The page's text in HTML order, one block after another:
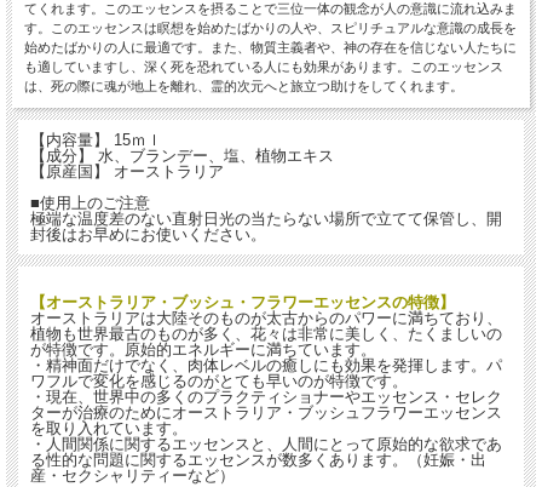
てくれます。このエッセンスを摂ることで三位一体の観念が人の意識に流れ込みま
す。このエッセンスは瞑想を始めたばかりの人や、スピリチュアルな意識の成長を
始めたばかりの人に最適です。また、物質主義者や、神の存在を信じない人たちに
も適していますし、深く死を恐れている人にも効果があります。このエッセンス
は、死の際に魂が地上を離れ、霊的次元へと旅立つ助けをしてくれます。
【内容量】 15ｍｌ
【成分】 水、ブランデー、塩、植物エキス
【原産国】 オーストラリア
■使用上のご注意
極端な温度差のない直射日光の当たらない場所で立てて保管し、開
封後はお早めにお使いください。
【オーストラリア・ブッシュ・フラワーエッセンスの特徴】
オーストラリアは大陸そのものが太古からのパワーに満ちており、
植物も世界最古のものが多く、花々は非常に美しく、たくましいの
が特徴です。原始的エネルギーに満ちています。
・精神面だけでなく、肉体レベルの癒しにも効果を発揮します。パ
ワフルで変化を感じるのがとても早いのが特徴です。
・現在、世界中の多くのプラクティショナーやエッセンス・セレク
ターが治療のためにオーストラリア・ブッシュフラワーエッセンス
を取り入れています。
・人間関係に関するエッセンスと、人間にとって原始的な欲求であ
る性的な問題に関するエッセンスが数多くあります。（妊娠・出
産・セクシャリティーなど）